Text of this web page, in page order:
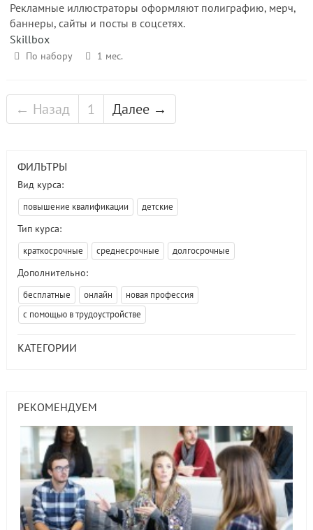
Рекламные иллюстраторы оформляют полиграфию, мерч,
баннеры, сайты и посты в соцсетях.
Skillbox
По набору 1 мес.
← Назад 1 Далее →
ФИЛЬТРЫ
Вид курса:
повышение квалификации детские
Тип курса:
краткосрочные среднесрочные долгосрочные
Дополнительно:
бесплатные онлайн
новая профессия
с помощью в трудоустройстве
КАТЕГОРИИ
РЕКОМЕНДУЕМ